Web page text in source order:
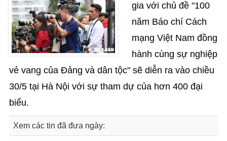
gia với chủ đề "100
năm Báo chí Cách
mạng Việt Nam đồng
hành cùng sự nghiệp
vẻ vang của Đảng và dân tộc" sẽ diễn ra vào chiều
30/5 tại Hà Nội với sự tham dự của hơn 400 đại
biểu.
Xem các tin đã đưa ngày: